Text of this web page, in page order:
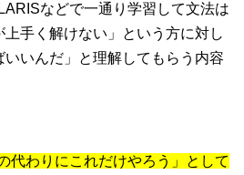
などで一通り学習して文法は
手く解けない」という方に対し
いんだ」と理解してもらう内容
代わりにこれだけやろう」として